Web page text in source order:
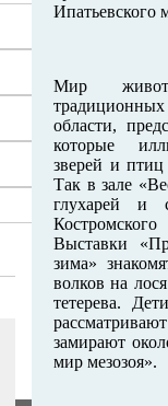
Ипатьевского
Мир
области,
которые
зверей и
Так в зале
глухарей и
Выставки
зима»
волков на
тетерева.
замирают
мир мезозоя».